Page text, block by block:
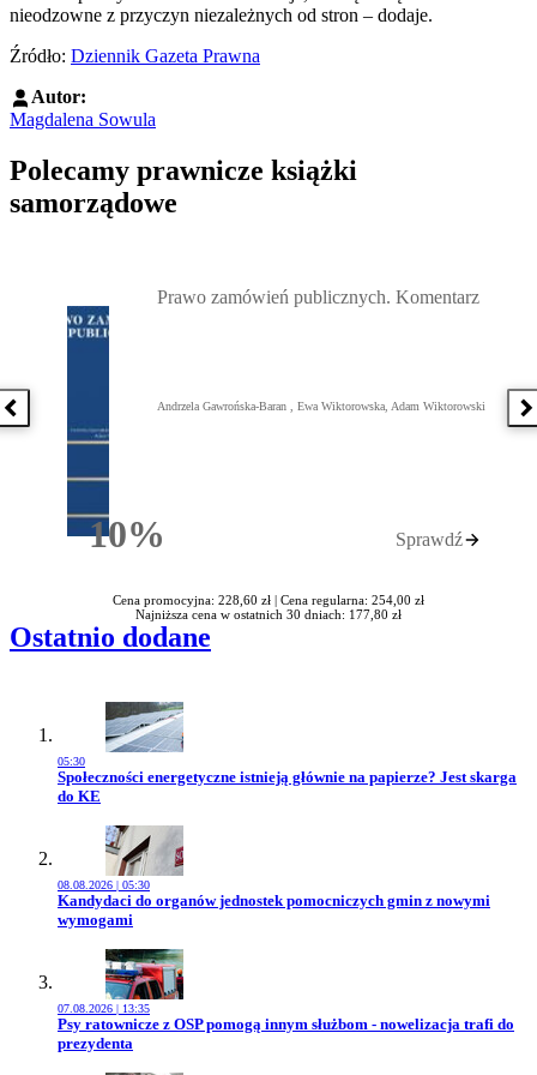
nieodzowne z przyczyn niezależnych od stron – dodaje.
Źródło: Dziennik Gazeta Prawna
Autor:
Magdalena Sowula
Polecamy prawnicze książki
samorządowe
Poprzednia książka
10%Rabatu
Prawo zamówień publicznych. Komentarz
Andrzela Gawrońska-Baran , Ewa Wiktorowska, Adam Wiktorowski
Sprawdź
Cena promocyjna: 228,60 zł | Cena regularna: 254,00 zł
Najniższa cena w ostatnich 30 dniach: 177,80 zł
Ostatnio dodane
05:30
Przejdź do artykułu:
Społeczności energetyczne istnieją głównie na papierze? Jest skarga
do KE
08.08.2026 | 05:30
Przejdź do artykułu:
Kandydaci do organów jednostek pomocniczych gmin z nowymi
wymogami
07.08.2026 | 13:35
Przejdź do artykułu:
Psy ratownicze z OSP pomogą innym służbom - nowelizacja trafi do
prezydenta